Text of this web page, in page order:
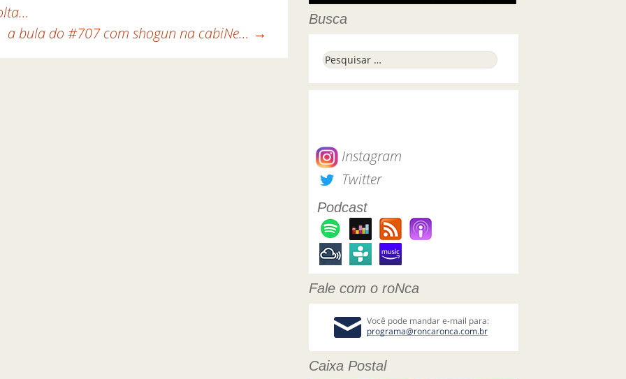
a bula do #707 com shogun na cabiNe… →
Busca
Pesquisar por:
Instagram
Twitter
Podcast
Fale com o roNca
Caixa Postal